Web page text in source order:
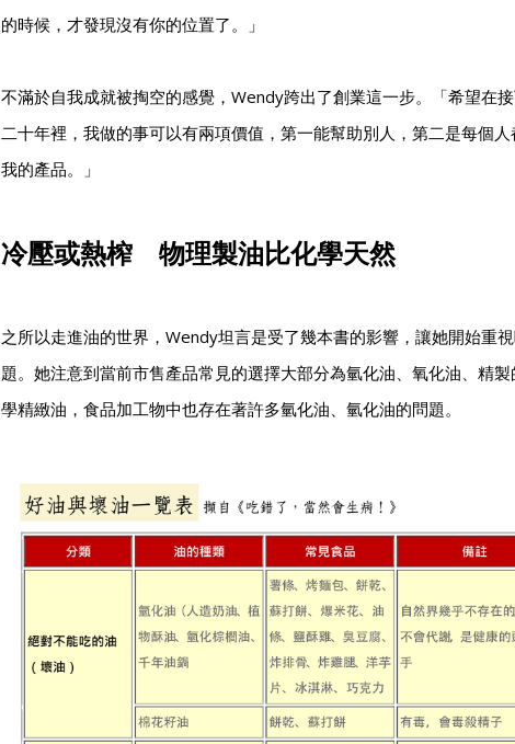
的時候，才發現沒有你的位置了。」
不滿於自我成就被掏空的感覺，Wendy跨出了創業這一步。「希望在
二十年裡，我做的事可以有兩項價值，第一能幫助別人，第二是每個人
我的產品。」
冷壓或熱榨 物理製油比化學天然
之所以走進油的世界，Wendy坦言是受了幾本書的影響，讓她開始重
題。她注意到當前市售產品常見的選擇大部分為氫化油、氧化油、精
學精緻油，食品加工物中也存在著許多氫化油、氫化油的問題。